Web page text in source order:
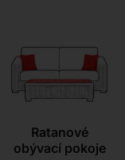
Ratanové
obývací pokoje